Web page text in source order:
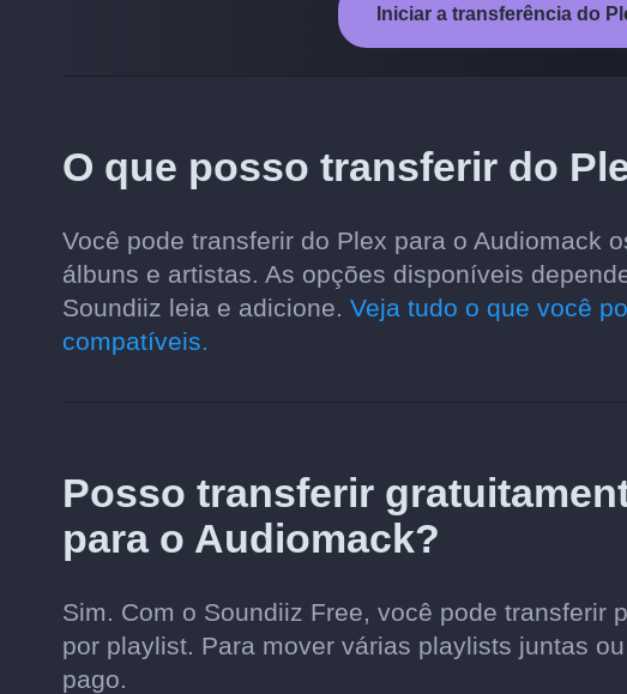
Iniciar a transferência do
O que posso transferir do
Você pode transferir do Plex para o Audiomack
álbuns e artistas. As opções disponíveis
Soundiiz leia e adicione. Veja tudo o que você
compatíveis.
Posso transferir
para o Audiomack?
Sim. Com o Soundiiz Free, você pode transferir
por playlist. Para mover várias playlists juntas
pago.